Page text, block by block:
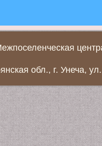
обл., г. Унеча,